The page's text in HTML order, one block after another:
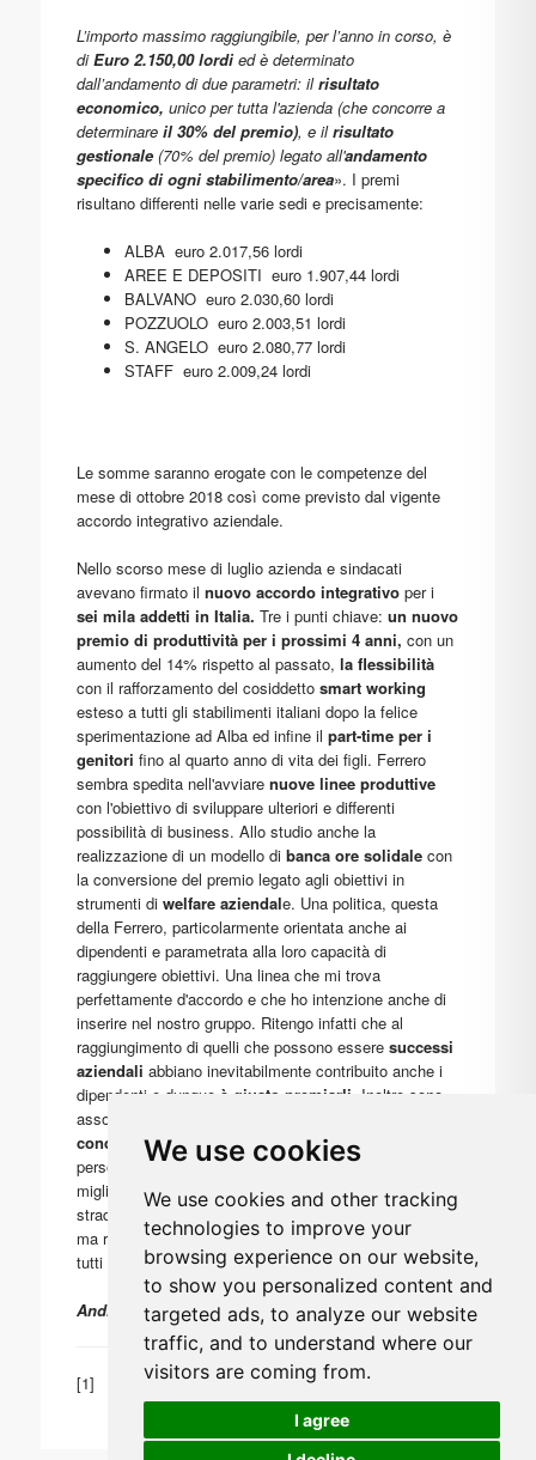
We use cookies
We use cookies and other tracking
technologies to improve your
browsing experience on our website,
to show you personalized content and
targeted ads, to analyze our website
traffic, and to understand where our
visitors are coming from.
I agree
L’importo massimo raggiungibile, per l’anno in corso, è
diEuro 2.150,00 lordi ed è determinato
dall’andamento di due parametri: ilrisultato
economico, unico per tutta l'azienda (che concorre a
determinareil 30% del premio), e ilrisultato
gestionale(70% del premio) legato all'andamento
specifico di ogni stabilimento/area». I premi
risultano differenti nelle varie sedi e precisamente:
ALBA euro 2.017,56 lordi
AREE E DEPOSITI euro 1.907,44 lordi
BALVANO euro 2.030,60 lordi
POZZUOLO euro 2.003,51 lordi
S. ANGELO euro 2.080,77 lordi
STAFF euro 2.009,24 lordi
Le somme saranno erogate con le competenze del
mese di ottobre 2018 così come previsto dal vigente
accordo integrativo aziendale.
Nello scorso mese di luglio azienda e sindacati
avevano firmato il nuovo accordo integrativo per i
sei mila addetti in Italia. Tre i punti chiave:un nuovo
premio di produttività per i prossimi 4 anni, con un
aumento del 14% rispetto al passato,la flessibilità
con il rafforzamento del cosiddettosmart working
esteso a tutti gli stabilimenti italiani dopo la felice
sperimentazione ad Alba ed infine ilpart-time per i
genitorifino al quarto anno di vita dei figli. Ferrero
sembra spedita nell'avviarenuove linee produttive
con l'obiettivo di sviluppare ulteriori e differenti
possibilità di business. Allo studio anche la
realizzazione di un modello dibanca ore solidalecon
la conversione del premio legato agli obiettivi in
strumenti di welfare aziendale. Una politica, questa
della Ferrero, particolarmente orientata anche ai
dipendenti e parametrata alla loro capacità di
raggiungere obiettivi. Una linea che mi trova
perfettamente d'accordo e che ho intenzione anche di
inserire nel nostro gruppo. Ritengo infatti che al
raggiungimento di quelli che possono esseresuccessi
aziendali abbiano inevitabilmente contribuito anche i
dipendenti e dunque è giusto premiarli. Inoltre sono
assolutamente convinto che siano fondamentali le
condizioni di lavoro e di serenità ambientale
persone che lavorano in un'azienda: migliori sono e
migliore sarà la loro produttività. Credo quindi che la
strada intrapresa di Ferrero non solo sia quella giusta
ma rappresenta ancheun modello da seguire
tutti gli altri imprenditori.
Andrea Grossi
[1] https://www.ferrero.it/News/